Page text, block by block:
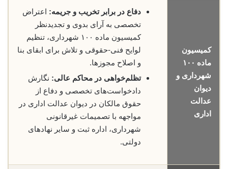
کمیسیون
ماده ۱۰۰
شهرداری و
دیوان
عدالت
اداری
دفاع در برابر تخریب و جریمه: اعتراض
تخصصی به آرای بدوی و تجدیدنظر
کمیسیون ماده ۱۰۰ شهرداری، تنظیم
لوایح فنی-حقوقی و تلاش برای ابقای بنا
و اصلاح مجوزها.
تظلم‌خواهی در محاکم عالی: نگارش
دادخواست‌های تخصصی و دفاع از
حقوق مالکان در دیوان عدالت اداری در
مواجهه با تصمیمات غیرقانونی
شهرداری، اداره ثبت و سایر نهادهای
دولتی.